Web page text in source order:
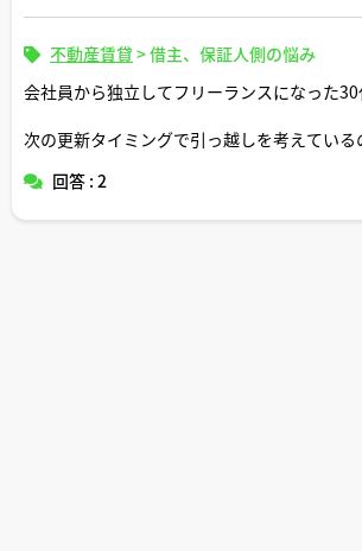
不動産賃貸 >借主、保証人側の悩み
会社員から独立してフリーランスになった30
次の更新タイミングで引っ越しを考えている
しています。宅建士さんのご経験上、フリー
回答 : 2